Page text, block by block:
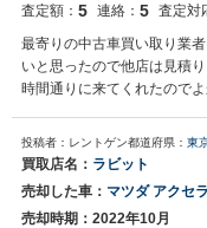
査定額： 5 連絡： 5 査定対
最寄りの中古車買い取り業
いと思ったので他店は見積
時間通りに来てくれたので
投稿者：レントゲン都道府県： 東
買取店名： ラビット
売却した車： マツダ アクセラ
売却時期：2022年10月